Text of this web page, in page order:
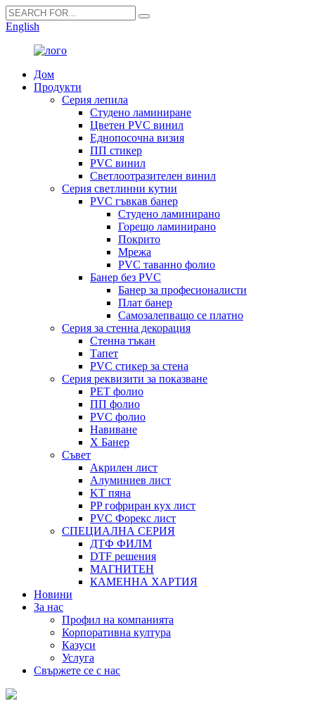
English
Дом
Продукти
Серия лепила
Студено ламиниране
Цветен PVC винил
Еднопосочна визия
ПП стикер
PVC винил
Светлоотразителен винил
Серия светлинни кутии
PVC гъвкав банер
Студено ламинирано
Горещо ламинирано
Покрито
Мрежа
PVC таванно фолио
Банер без PVC
Банер за професионалисти
Плат банер
Самозалепващо се платно
Серия за стенна декорация
Стенна тъкан
Тапет
PVC стикер за стена
Серия реквизити за показване
PET фолио
ПП фолио
PVC фолио
Навиване
X Банер
Съвет
Акрилен лист
Алуминиев лист
KT пяна
PP гофриран кух лист
PVC Форекс лист
СПЕЦИАЛНА СЕРИЯ
ДТФ ФИЛМ
DTF решения
МАГНИТЕН
КАМЕННА ХАРТИЯ
Новини
За нас
Профил на компанията
Корпоративна култура
Казуси
Услуга
Свържете се с нас